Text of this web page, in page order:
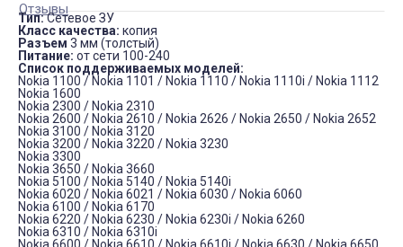
Отзывы
Тип:Сетевое ЗУ
Класс качества: копия
Разъем 3 мм (толстый)
Питание: от сети 100-240
Список поддерживаемых моделей:
Nokia 1100 / Nokia 1101 / Nokia 1110 / Nokia 1110i / Nokia 1112
Nokia 1600
Nokia 2300 / Nokia 2310
Nokia 2600 / Nokia 2610 / Nokia 2626 / Nokia 2650 / Nokia 2652
Nokia 3100 / Nokia 3120
Nokia 3200 / Nokia 3220 / Nokia 3230
Nokia 3300
Nokia 3650 / Nokia 3660
Nokia 5100 / Nokia 5140 / Nokia 5140i
Nokia 6020 / Nokia 6021 / Nokia 6030 / Nokia 6060
Nokia 6100 / Nokia 6170
Nokia 6220 / Nokia 6230 / Nokia 6230i / Nokia 6260
Nokia 6310 / Nokia 6310i